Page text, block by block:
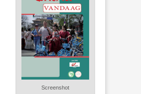
rekensom vooral
de industriële
achterstand die
… >> lees meer
Screenshot